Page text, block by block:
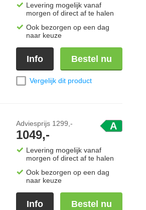
Levering mogelijk vanaf
morgen of direct af te halen
Ook bezorgen op een dag
naar keuze
Info Bestel nu
Vergelijk dit product
A
Adviesprijs 1299,-
1049,-
Levering mogelijk vanaf
morgen of direct af te halen
Ook bezorgen op een dag
naar keuze
Info Bestel nu